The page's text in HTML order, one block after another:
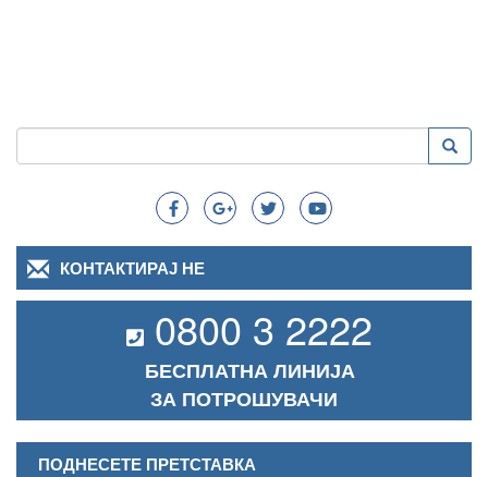
Search
Пребарување
КОНТАКТИРАЈ НЕ
0800 3 2222
БЕСПЛАТНА ЛИНИЈА
ЗА ПОТРОШУВАЧИ
ПОДНЕСЕТЕ ПРЕТСТАВКА